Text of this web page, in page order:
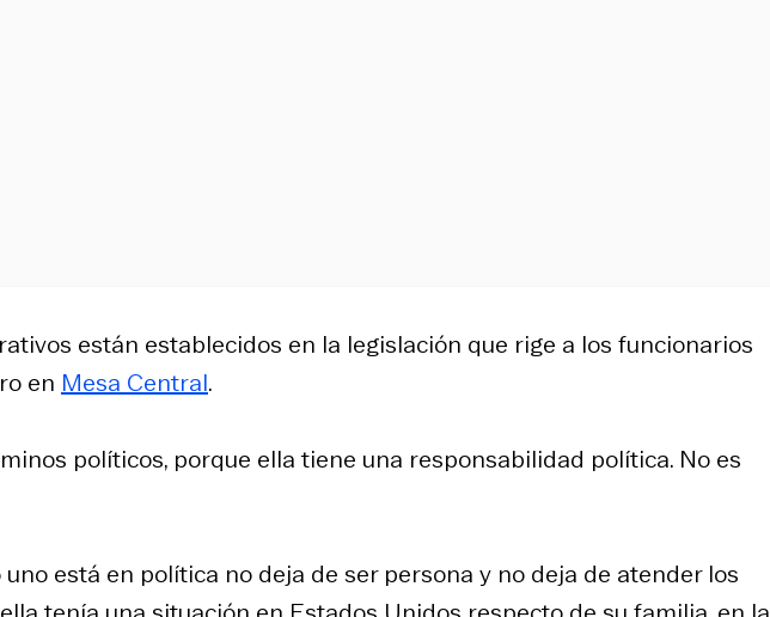
están establecidos en la legislación que rige a los funcionarios
en Mesa Central.
políticos, porque ella tiene una responsabilidad política. No es
uno está en política no deja de ser persona y no deja de atender los